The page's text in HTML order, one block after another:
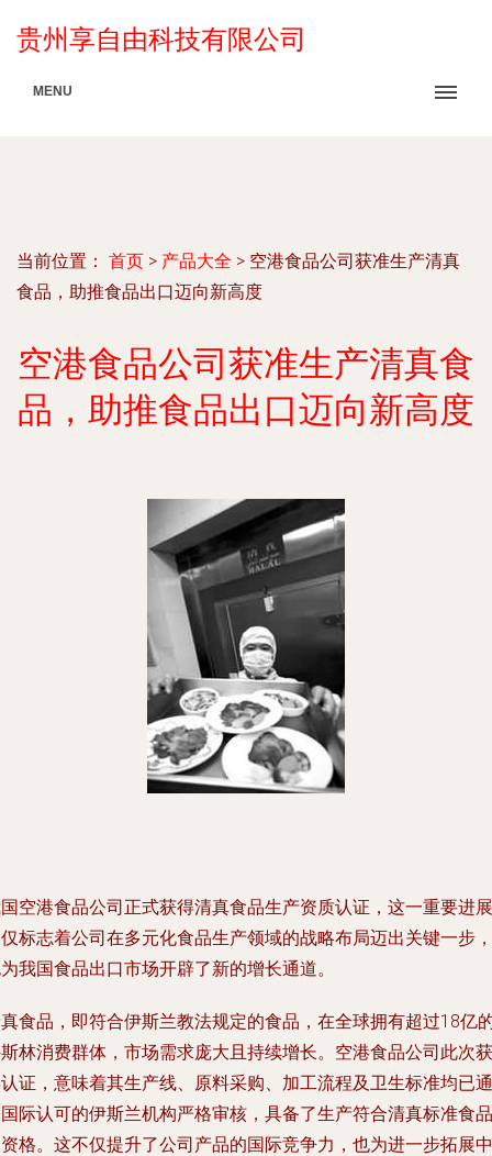
贵州享自由科技有限公司
MENU
当前位置： 首页 > 产品大全 > 空港食品公司获准生产清真
食品，助推食品出口迈向新高度
空港食品公司获准生产清真食
品，助推食品出口迈向新高度
空港食品公司正式获得清真食品生产资质认证，这一重要进展
标志着公司在多元化食品生产领域的战略布局迈出关键一步，
我国食品出口市场开辟了新的增长通道。
食品，即符合伊斯兰教法规定的食品，在全球拥有超过18亿
林消费群体，市场需求庞大且持续增长。空港食品公司此次获
证，意味着其生产线、原料采购、加工流程及卫生标准均已通
际认可的伊斯兰机构严格审核，具备了生产符合清真标准食品
格。这不仅提升了公司产品的国际竞争力，也为进一步拓展中